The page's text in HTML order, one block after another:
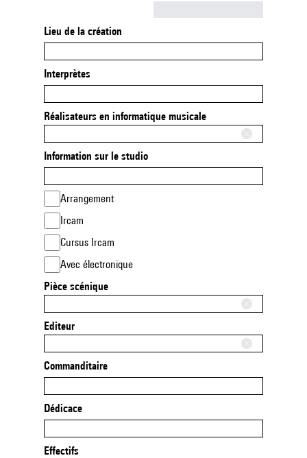
Lieu de la création
Interprètes
Réalisateurs en informatique musicale
Information sur le studio
Arrangement
Ircam
Cursus Ircam
Avec électronique
Pièce scénique
Editeur
Commanditaire
Dédicace
Effectifs